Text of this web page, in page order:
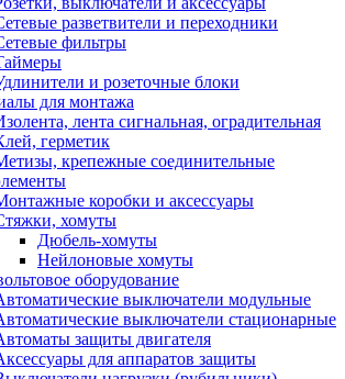
разветвители и переходники
фильтры
и розеточные блоки
для монтажа
лента сигнальная, оградительная
герметик
крепежные соединительные
коробки и аксессуары
хомуты
Дюбель-хомуты
Нейлоновые хомуты
оборудование
выключатели модульные
выключатели стационарные
защиты двигателя
для аппаратов защиты